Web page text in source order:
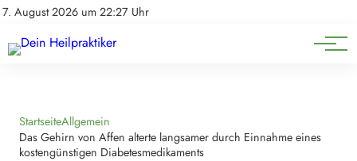
7. August 2026 um 22:27 Uhr
Impressum
Natürliche Medizin
Heilpflanzen & Kräuterkunde
StartseiteAllgemein
Das Gehirn von Affen alterte langsamer durch Einnahme eines
kostengünstigen Diabetesmedikaments